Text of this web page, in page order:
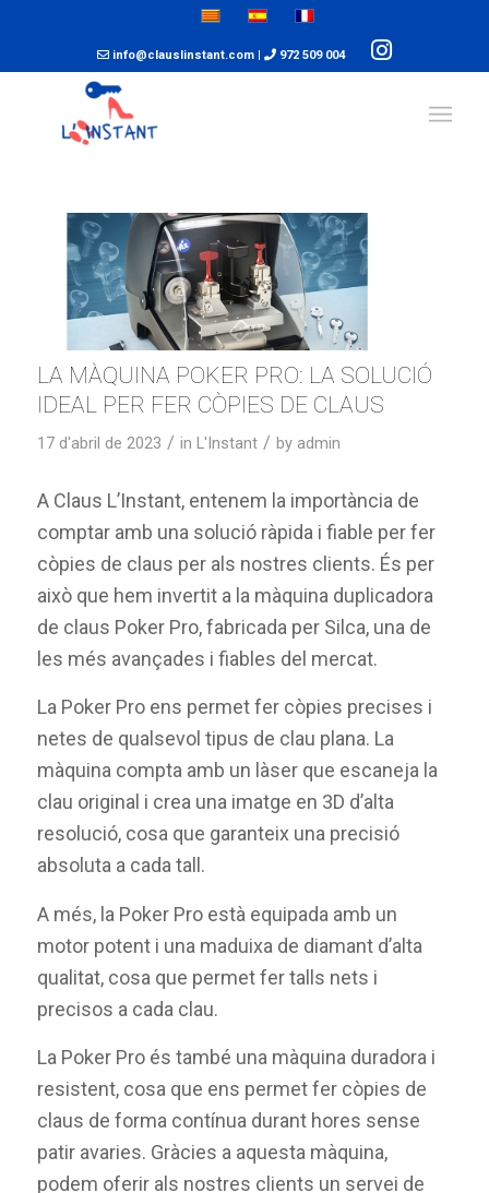
info@clauslinstant.com| 972 509 004
LA MÀQUINA POKER PRO: LA SOLUCIÓ
IDEAL PER FER CÒPIES DE CLAUS
17 d'abril de 2023 / in L'Instant / by admin
A Claus L’Instant, entenem la importància de
comptar amb una solució ràpida i fiable per fer
còpies de claus per als nostres clients. És per
això que hem invertit a la màquina duplicadora
de claus Poker Pro, fabricada per Silca, una de
les més avançades i fiables del mercat.
La Poker Pro ens permet fer còpies precises i
netes de qualsevol tipus de clau plana. La
màquina compta amb un làser que escaneja la
clau original i crea una imatge en 3D d’alta
resolució, cosa que garanteix una precisió
absoluta a cada tall.
A més, la Poker Pro està equipada amb un
motor potent i una maduixa de diamant d’alta
qualitat, cosa que permet fer talls nets i
precisos a cada clau.
La Poker Pro és també una màquina duradora i
resistent, cosa que ens permet fer còpies de
claus de forma contínua durant hores sense
patir avaries. Gràcies a aquesta màquina,
podem oferir als nostres clients un servei de